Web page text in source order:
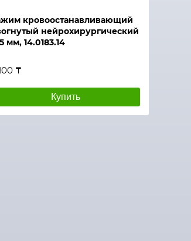
кровоостанавливающий
нейрохирургический
мм, 14.0183.14
₸
Купить